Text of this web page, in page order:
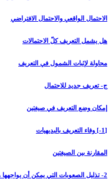
الاحتمال الواقعي والاحتمال الافتراضي
هل يشمل التعريف كلّ الاحتمالات
محاولة لإثبات الشمول في التعريف
ج- تعريف جديد للاحتمال‏
إمكان وضع التعريف في صيغتين
[1-] وفاء التعريف بالبديهيات
المقارنة بين الصيغتين
2- تذليل الصعوبات التي يمكن أن يواجهها هذا التعريف